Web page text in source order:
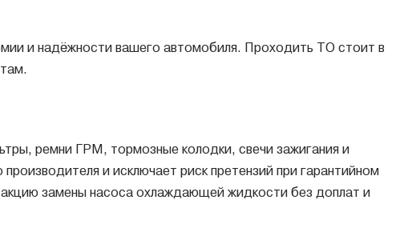
и надёжности вашего автомобиля. Проходить ТО стоит в
ремни ГРМ, тормозные колодки, свечи зажигания и
и исключает риск претензий при гарантийном
замены насоса охлаждающей жидкости без доплат и